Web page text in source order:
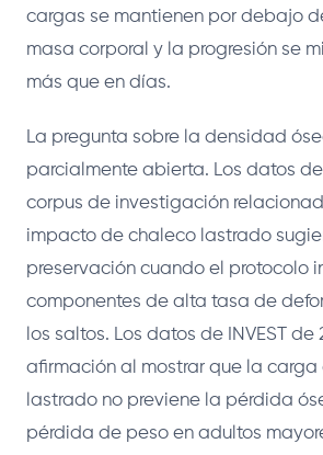
cargas se mantienen por debajo
masa corporal y la progresión se
más que en días.
La pregunta sobre la densidad
parcialmente abierta. Los datos
corpus de investigación
impacto de chaleco lastrado
preservación cuando el protocolo
componentes de alta tasa de
los saltos. Los datos de INVEST
afirmación al mostrar que la carga
lastrado no previene la pérdida
pérdida de peso en adultos